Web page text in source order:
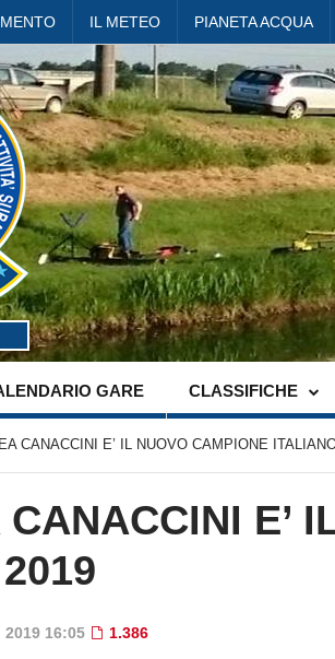
IL METEO PIANETA ACQUA
GARE CLASSIFICHE
CANACCINI E’ IL NUOVO CAMPIONE
E’
16:05 1.386